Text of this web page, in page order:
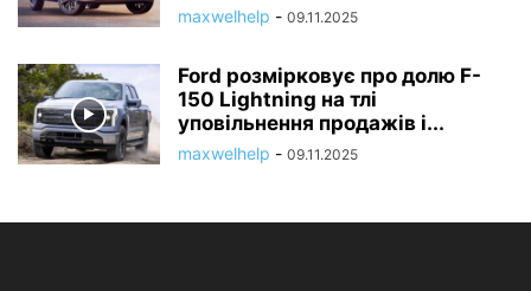
maxwelhelp - 09.11.2025
Ford розмірковує про долю F-
150 Lightning на тлі
уповільнення продажів і...
maxwelhelp - 09.11.2025